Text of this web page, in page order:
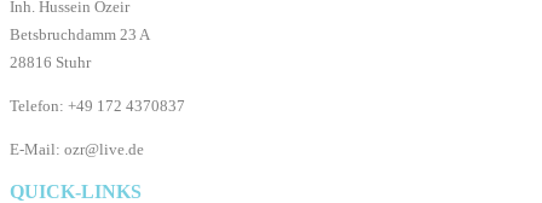
Inh. Hussein Ozeir
Betsbruchdamm 23 A
28816 Stuhr
Telefon: +49 172 4370837
E-Mail: ozr@live.de
QUICK-LINKS